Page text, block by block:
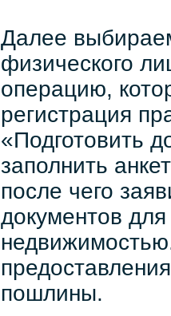
Далее
физического
операцию,
регистрация
«Подготовить
заполнить
после чего
документов
пошлины.